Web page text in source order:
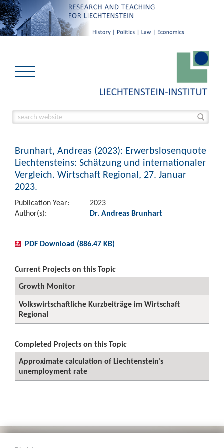
Brunhart, Andreas (2023): Erwerbslosenquote
Liechtensteins: Schätzung und internationaler
Vergleich. Wirtschaft Regional, 27. Januar
2023.
Publication Year:
2023
Author(s):
Dr. Andreas Brunhart
PDF Download (886.47 KB)
Current Projects on this Topic
Growth Monitor
Volkswirtschaftliche Kurzbeiträge im Wirtschaft
Regional
Completed Projects on this Topic
Approximate calculation of Liechtenstein's
unemployment rate